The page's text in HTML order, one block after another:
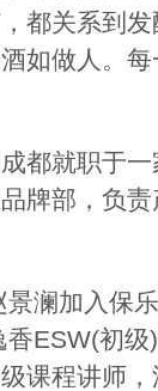
都关系到
如做人。
就职于一
牌部，负
加入保乐
ESW(初
课程讲师